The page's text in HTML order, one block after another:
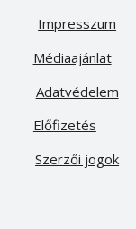
Médiaajánlat
Előfizetés
Impresszum
Adatvédelem
Szerzői jogok